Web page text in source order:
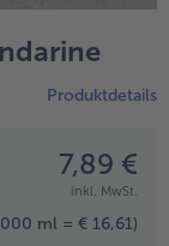
Produktdetails
7,89 €
inkl. MwSt.
ml = € 16,61)